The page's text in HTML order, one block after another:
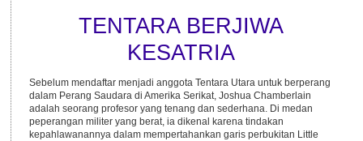
TENTARA BERJIWA
KESATRIA
Sebelum mendaftar menjadi anggota Tentara Utara untuk berperang
dalam Perang Saudara di Amerika Serikat, Joshua Chamberlain
adalah seorang profesor yang tenang dan sederhana. Di medan
peperangan militer yang berat, ia dikenal karena tindakan
kepahlawanannya dalam mempertahankan garis perbukitan Little